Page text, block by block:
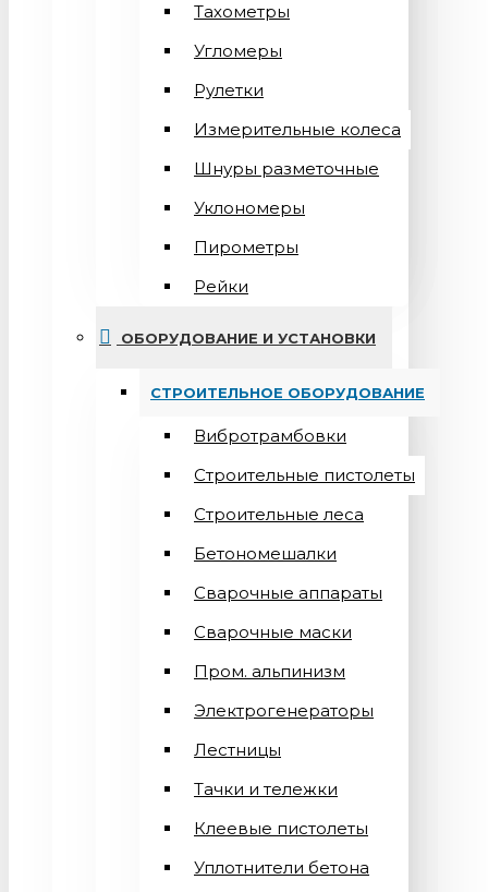
Тахометры
Угломеры
Рулетки
Измерительные колеса
Шнуры разметочные
Уклономеры
Пирометры
Рейки
ОБОРУДОВАНИЕ И УСТАНОВКИ
СТРОИТЕЛЬНОЕ ОБОРУДОВАНИЕ
Вибротрамбовки
Строительные пистолеты
Строительные леса
Бетономешалки
Сварочные аппараты
Cварочные маски
Пром. альпинизм
Электрогенераторы
Лестницы
Тачки и тележки
Клеевые пистолеты
Уплотнители бетона